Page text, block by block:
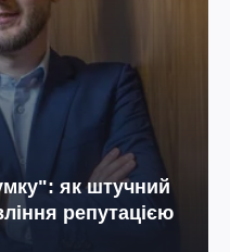
як штучний
репутацією